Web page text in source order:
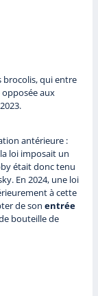
brocolis, qui entre
aux
antérieure :
loi imposait un
était donc tenu
En 2024, une loi
à cette
de sonentrée
bouteille de